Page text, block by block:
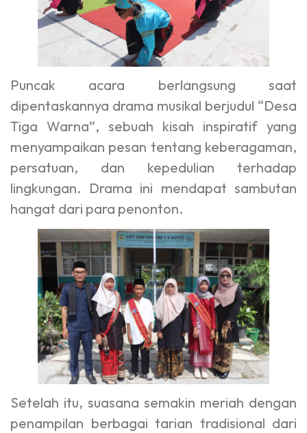
Puncak acara berlangsung saat
dipentaskannya drama musikal berjudul “Desa
Tiga Warna”, sebuah kisah inspiratif yang
menyampaikan pesan tentang keberagaman,
persatuan, dan kepedulian terhadap
lingkungan. Drama ini mendapat sambutan
hangat dari para penonton.
Setelah itu, suasana semakin meriah dengan
penampilan berbagai tarian tradisional dari